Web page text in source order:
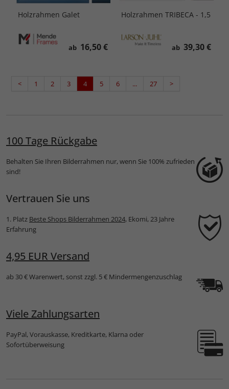
Holzrahmen Galet
ab 16,50 €
Holzrahmen TRIBECA - 1,5
ab 39,30 €
< 1 2 3 4 5 6 ... 27 >
100 Tage Rückgabe
Behalten Sie Ihren Bilderrahmen nur, wenn Sie 100% zufrieden
sind!
Vertrauen Sie uns
1. Platz Beste Shops Bilderrahmen 2024, Ekomi, 23 Jahre
Erfahrung
4,95 EUR Versand
ab 30 € Warenwert, sonst zzgl. 5 € Mindermengenzuschlag
Viele Zahlungsarten
PayPal, Vorauskasse, Kreditkarte, Klarna oder
Sofortüberweisung